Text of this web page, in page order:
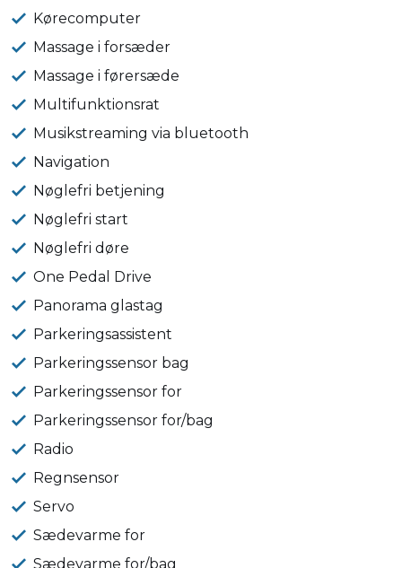
Kørecomputer
Massage i forsæder
Massage i førersæde
Multifunktionsrat
Musikstreaming via bluetooth
Navigation
Nøglefri betjening
Nøglefri start
Nøglefri døre
One Pedal Drive
Panorama glastag
Parkeringsassistent
Parkeringssensor bag
Parkeringssensor for
Parkeringssensor for/bag
Radio
Regnsensor
Servo
Sædevarme for
Sædevarme for/bag